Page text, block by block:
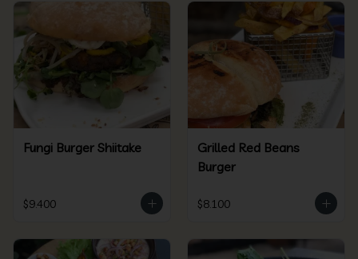
Fungi Burger Shiitake
$9.400
Grilled Red Beans
Burger
$8.100